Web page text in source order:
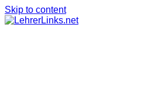
Skip to content